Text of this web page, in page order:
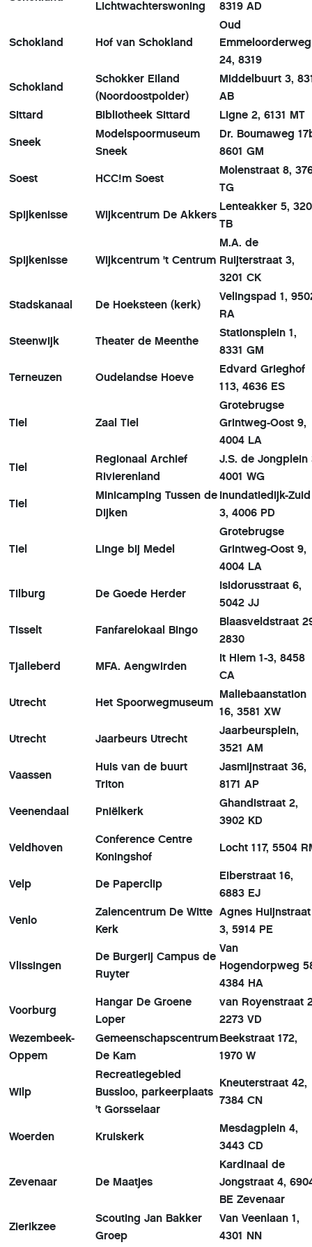
Lichtwachterswoning 8319 AD
Schokland Hof van Schokland
Oud
Emmeloorderweg
24, 8319
Schokland
Schokker Eiland
(Noordoostpolder)
Middelbuurt 3,
AB
Sittard
Bibliotheek Sittard Ligne 2, 6131 MT
Sneek
Modelspoormuseum
Sneek
Dr. Boumaweg
8601 GM
Soest HCC!m Soest
Molenstraat 8,
TG
Spijkenisse Wijkcentrum De Akkers
Lenteakker 5,
TB
Spijkenisse Wijkcentrum 't Centrum
M.A. de
Ruijterstraat 3,
3201 CK
Stadskanaal De Hoeksteen (kerk)
Velingspad 1,
RA
Steenwijk Theater de Meenthe
Stationsplein 1,
8331 GM
Terneuzen Oudelandse Hoeve
Edvard Grieghof
113, 4636 ES
Tiel Zaal Tiel
Grotebrugse
Grintweg-Oost 9,
4004 LA
Tiel
Regionaal Archief
Rivierenland
J.S. de Jongplein
4001 WG
Tiel
Minicamping Tussen de
Dijken
Inundatiedijk-Zuid
3, 4006 PD
Tiel Linge bij Medel
Grotebrugse
Grintweg-Oost 9,
4004 LA
Tilburg De Goede Herder
Isidorusstraat 6,
5042 JJ
Tisselt Fanfarelokaal Bingo
Blaasveldstraat
2830
Tjalleberd MFA. Aengwirden
it Hiem 1-3, 8458
CA
Utrecht Het Spoorwegmuseum
Maliebaanstation
16, 3581 XW
Utrecht Jaarbeurs Utrecht
Jaarbeursplein,
3521 AM
Vaassen
Huis van de buurt
Triton
Jasmijnstraat 36,
8171 AP
Veenendaal Pniëlkerk
Ghandistraat 2,
3902 KD
Veldhoven
Conference Centre
Koningshof
Locht 117, 5504
Velp De Paperclip
Eiberstraat 16,
6883 EJ
Venlo
Zalencentrum De Witte
Kerk
Agnes Huijnstraat
3, 5914 PE
Vlissingen
De Burgerij Campus de
Ruyter
Van
Hogendorpweg
4384 HA
Voorburg
Hangar De Groene
Loper
van Royenstraat
2273 VD
Wezembeek-
Oppem
Gemeenschapscentrum
De Kam
Beekstraat 172,
1970 W
Wilp
Recreatiegebied
Bussloo, parkeerplaats
't Gorsselaar
Kneuterstraat 42,
7384 CN
Woerden Kruiskerk
Mesdagplein 4,
3443 CD
Zevenaar De Maatjes
Kardinaal de
Jongstraat 4,
BE Zevenaar
Zierikzee
Scouting Jan Bakker
Groep
Van Veenlaan 1,
4301 NN